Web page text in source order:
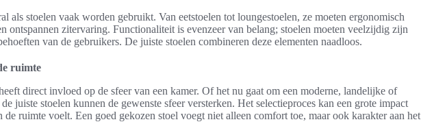
als stoelen vaak worden gebruikt. Van eetstoelen tot loungestoelen, ze moeten ergonomisch
ontspannen zitervaring. Functionaliteit is evenzeer van belang; stoelen moeten veelzijdig zijn
van de gebruikers. De juiste stoelen combineren deze elementen naadloos.
ruimte
direct invloed op de sfeer van een kamer. Of het nu gaat om een moderne, landelijke of
juiste stoelen kunnen de gewenste sfeer versterken. Het selectieproces kan een grote impact
de ruimte voelt. Een goed gekozen stoel voegt niet alleen comfort toe, maar ook karakter aan het